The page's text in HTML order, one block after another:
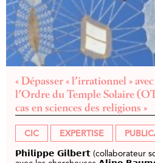
« Dépasser « l’irrationnel »
l’Ordre du Temple Solaire
cas en sciences des religions »
CIC EXPERTISE
𝗣𝗵𝗶𝗹𝗶𝗽𝗽𝗲 𝗚𝗶𝗹𝗯𝗲𝗿𝘁 (collaborateur